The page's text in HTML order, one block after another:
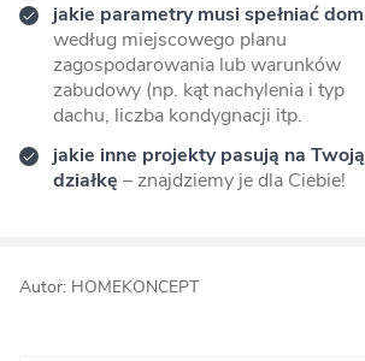
jakie parametry musi spełniać dom
według miejscowego planu
zagospodarowania lub warunków
zabudowy (np. kąt nachylenia i typ
dachu, liczba kondygnacji itp.
jakie inne projekty pasują na Twoją
działkę – znajdziemy je dla Ciebie!
Autor: HOMEKONCEPT